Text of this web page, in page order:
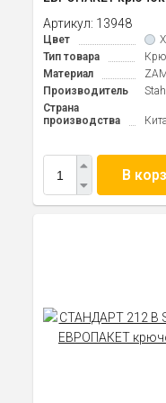
Артикул: 13948
Цвет
Тип товара
Материал
Производитель
Страна
производства
В